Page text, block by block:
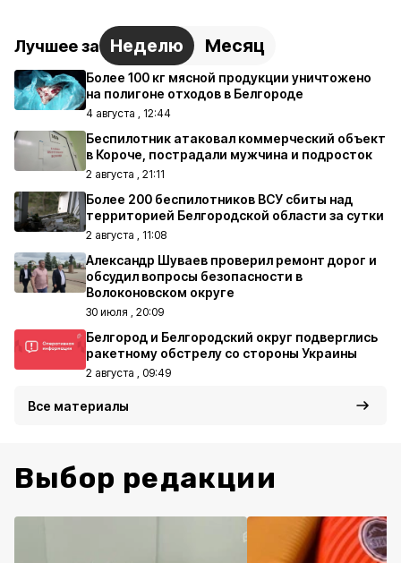
Лучшее за Неделю Месяц
Более 100 кг мясной продукции уничтожено
на полигоне отходов в Белгороде
4 августа , 12:44
Беспилотник атаковал коммерческий объект
в Короче, пострадали мужчина и подросток
2 августа , 21:11
Более 200 беспилотников ВСУ сбиты над
территорией Белгородской области за сутки
2 августа , 11:08
Александр Шуваев проверил ремонт дорог и
обсудил вопросы безопасности в
Волоконовском округе
30 июля , 20:09
Белгород и Белгородский округ подверглись
ракетному обстрелу со стороны Украины
2 августа , 09:49
Все материалы
Выбор редакции